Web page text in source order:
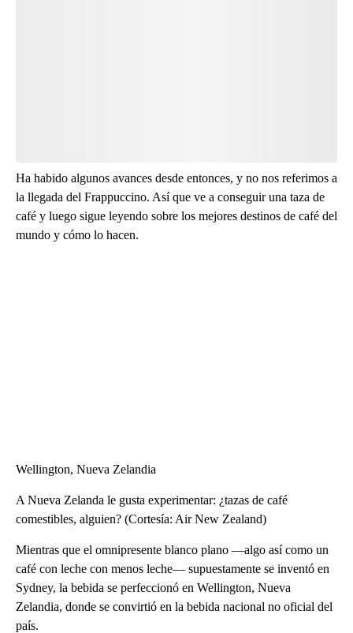
Ha habido algunos avances desde entonces, y no nos referimos a
la llegada del Frappuccino. Así que ve a conseguir una taza de
café y luego sigue leyendo sobre los mejores destinos de café del
mundo y cómo lo hacen.
Wellington, Nueva Zelandia
A Nueva Zelanda le gusta experimentar: ¿tazas de café
comestibles, alguien? (Cortesía: Air New Zealand)
Mientras que el omnipresente blanco plano —algo así como un
café con leche con menos leche— supuestamente se inventó en
Sydney, la bebida se perfeccionó en Wellington, Nueva
Zelandia, donde se convirtió en la bebida nacional no oficial del
país.